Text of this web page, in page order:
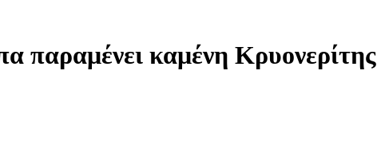
παραμένει καμένη Κρυονερίτης